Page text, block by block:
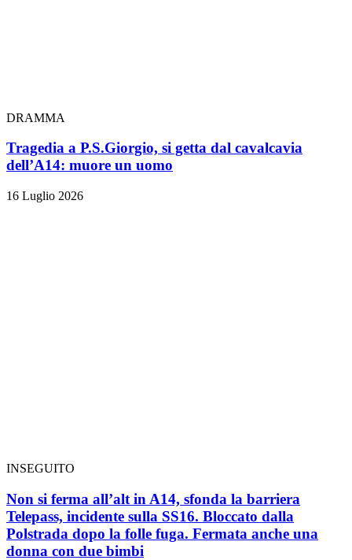
DRAMMA
Tragedia a P.S.Giorgio, si getta dal cavalcavia
dell’A14: muore un uomo
16 Luglio 2026
INSEGUITO
Non si ferma all’alt in A14, sfonda la barriera
Telepass, incidente sulla SS16. Bloccato dalla
Polstrada dopo la folle fuga. Fermata anche una
donna con due bimbi